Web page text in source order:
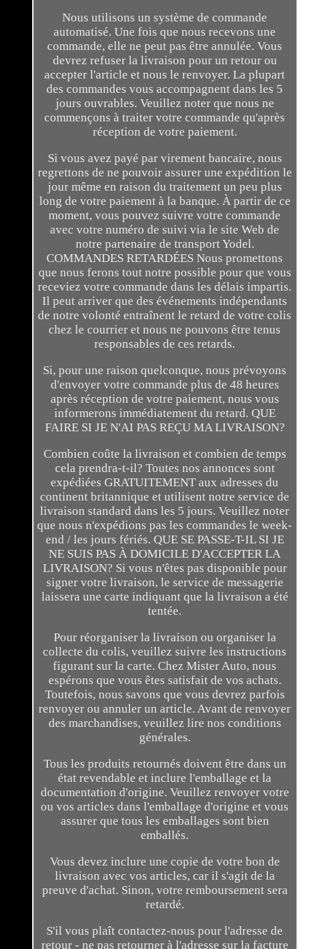
Nous utilisons un système de commande
automatisé. Une fois que nous recevons une
commande, elle ne peut pas être annulée. Vous
devrez refuser la livraison pour un retour ou
accepter l'article et nous le renvoyer. La plupart
des commandes vous accompagnent dans les 5
jours ouvrables. Veuillez noter que nous ne
commençons à traiter votre commande qu'après
réception de votre paiement.
Si vous avez payé par virement bancaire, nous
regrettons de ne pouvoir assurer une expédition le
jour même en raison du traitement un peu plus
long de votre paiement à la banque. À partir de ce
moment, vous pouvez suivre votre commande
avec votre numéro de suivi via le site Web de
notre partenaire de transport Yodel.
COMMANDES RETARDÉES Nous promettons
que nous ferons tout notre possible pour que vous
receviez votre commande dans les délais impartis.
Il peut arriver que des événements indépendants
de notre volonté entraînent le retard de votre colis
chez le courrier et nous ne pouvons être tenus
responsables de ces retards.
Si, pour une raison quelconque, nous prévoyons
d'envoyer votre commande plus de 48 heures
après réception de votre paiement, nous vous
informerons immédiatement du retard. QUE
FAIRE SI JE N'AI PAS REÇU MA LIVRAISON?
Combien coûte la livraison et combien de temps
cela prendra-t-il? Toutes nos annonces sont
expédiées GRATUITEMENT aux adresses du
continent britannique et utilisent notre service de
livraison standard dans les 5 jours. Veuillez noter
que nous n'expédions pas les commandes le week-
end / les jours fériés. QUE SE PASSE-T-IL SI JE
NE SUIS PAS À DOMICILE D'ACCEPTER LA
LIVRAISON? Si vous n'êtes pas disponible pour
signer votre livraison, le service de messagerie
laissera une carte indiquant que la livraison a été
tentée.
Pour réorganiser la livraison ou organiser la
collecte du colis, veuillez suivre les instructions
figurant sur la carte. Chez Mister Auto, nous
espérons que vous êtes satisfait de vos achats.
Toutefois, nous savons que vous devrez parfois
renvoyer ou annuler un article. Avant de renvoyer
des marchandises, veuillez lire nos conditions
générales.
Tous les produits retournés doivent être dans un
état revendable et inclure l'emballage et la
documentation d'origine. Veuillez renvoyer votre
ou vos articles dans l'emballage d'origine et vous
assurer que tous les emballages sont bien
emballés.
Vous devez inclure une copie de votre bon de
livraison avec vos articles, car il s'agit de la
preuve d'achat. Sinon, votre remboursement sera
retardé.
S'il vous plaît contactez-nous pour l'adresse de
retour - ne pas retourner à l'adresse sur la facture